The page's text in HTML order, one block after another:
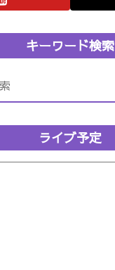
キーワード検索
ライブ予定